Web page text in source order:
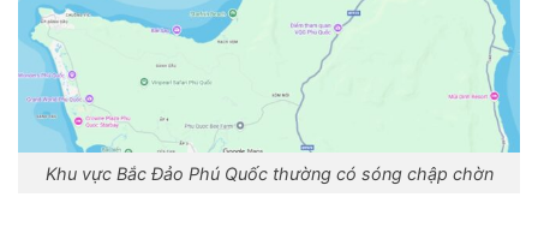
Khu vực Bắc Đảo Phú Quốc thường có sóng chập chờn